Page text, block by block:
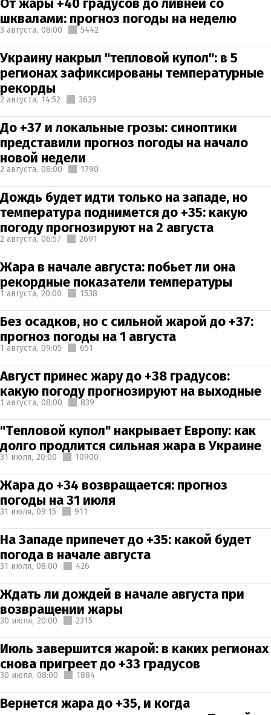
шквалами: прогноз погоды на неделю
3 августа, 08:00 5442
Украину накрыл "тепловой купол": в 5
регионах зафиксированы температурные
рекорды
2 августа, 14:52 3639
До +37 и локальные грозы: синоптики
представили прогноз погоды на начало
новой недели
2 августа, 08:00 1790
Дождь будет идти только на западе, но
температура поднимется до +35: какую
погоду прогнозируют на 2 августа
2 августа, 06:57 2691
Жара в начале августа: побьет ли она
рекордные показатели температуры
1 августа, 20:00 1538
Без осадков, но с сильной жарой до +37:
прогноз погоды на 1 августа
1 августа, 09:05 651
Август принес жару до +38 градусов:
какую погоду прогнозируют на выходные
1 августа, 08:00 839
"Тепловой купол" накрывает Европу: как
долго продлится сильная жара в Украине
31 июля, 20:00 10900
Жара до +34 возвращается: прогноз
погоды на 31 июля
31 июля, 09:15 911
На Западе припечет до +35: какой будет
погода в начале августа
31 июля, 08:00 426
Ждать ли дождей в начале августа при
возвращении жары
30 июля, 20:00 2315
Июль завершится жарой: в каких регионах
снова пригреет до +33 градусов
30 июля, 08:00 1884
Вернется жара до +35, и когда